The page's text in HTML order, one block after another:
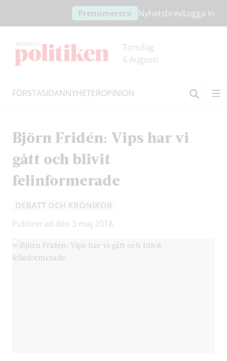
innehållet
headern
Prenumerera NyhetsbrevLogga In
Torsdag
6 Augusti
FÖRSTASIDANNYHETEROPINION
Björn Fridén: Vips har vi
gått och blivit
felinformerade
DEBATT OCH KRÖNIKOR
Publicerad den 3 maj 2018